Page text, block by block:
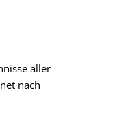
aller
nach